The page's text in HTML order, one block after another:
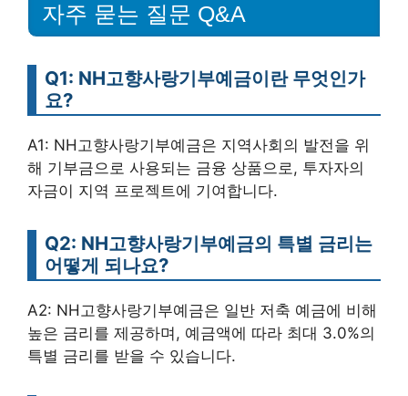
자주 묻는 질문 Q&A
Q1: NH고향사랑기부예금이란 무엇인가
요?
A1: NH고향사랑기부예금은 지역사회의 발전을 위
해 기부금으로 사용되는 금융 상품으로, 투자자의
자금이 지역 프로젝트에 기여합니다.
Q2: NH고향사랑기부예금의 특별 금리는
어떻게 되나요?
A2: NH고향사랑기부예금은 일반 저축 예금에 비해
높은 금리를 제공하며, 예금액에 따라 최대 3.0%의
특별 금리를 받을 수 있습니다.